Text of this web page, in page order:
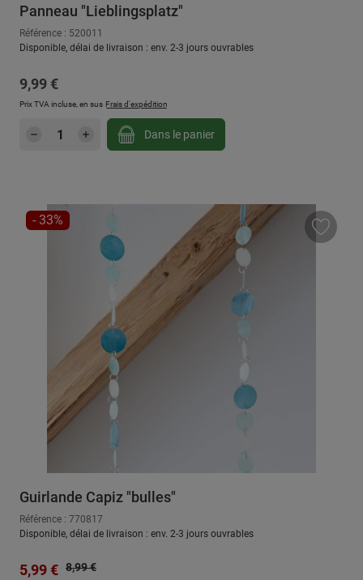
Panneau "Lieblingsplatz"
Référence : 520011
Disponible, délai de livraison : env. 2-3 jours ouvrables
Prix régulier :
9,99 €
Prix TVA incluse, en sus Frais d'expédition
Quantité de produit : Entrez la quantité
Dans le panier
RÉDUCTION
- 33%
Guirlande Capiz "bulles"
Référence : 770817
Disponible, délai de livraison : env. 2-3 jours ouvrables
Prix de vente :
5,99 € Prix régulier :
8,99 €